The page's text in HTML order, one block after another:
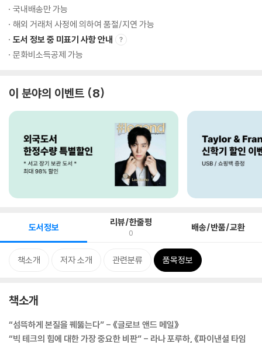
국내배송만 가능
해외 거래처 사정에 의하여 품절/지연 가능
도서 정보 중 미표기 사항 안내
문화비소득공제 가능
이 분야의 이벤트 8
도서정보 리뷰/한줄평
0 배송/반품/교환
책소개 저자 소개 관련분류 품목정보
책소개
“섬뜩하게 본질을 꿰뚫는다” - 《글로브 앤드 메일》
“빅 테크의 힘에 대한 가장 중요한 비판” - 라나 포루하, 《파이낸셜 타임